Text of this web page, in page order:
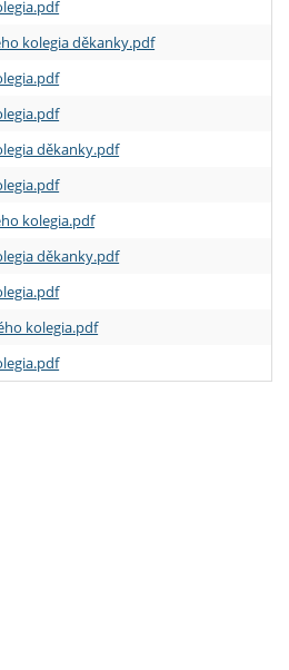
kolegia děkanky.pdf
děkanky.pdf
kolegia.pdf
děkanky.pdf
kolegia.pdf